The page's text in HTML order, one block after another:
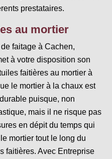
prestataires.
au mortier
faitage à Cachen,
à votre disposition son
faitières au mortier à
le mortier à la chaux est
puisque, non
mais il ne risque pas
en dépit du temps qui
mortier tout le long du
faitières. Avec Entreprise